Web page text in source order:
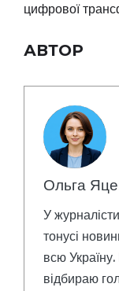
цифрової
АВТОР
Ольга
У
тонусі
всю
відбираю